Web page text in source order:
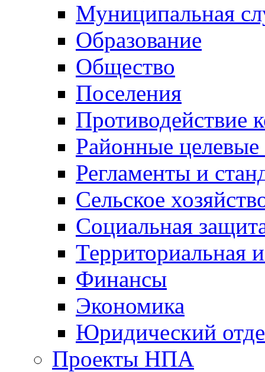
Муниципальная
Образование
Общество
Поселения
Противодействие
Районные
Регламенты и
Сельское
Социальная
Территориальная
Финансы
Экономика
Юридический
Проекты НПА